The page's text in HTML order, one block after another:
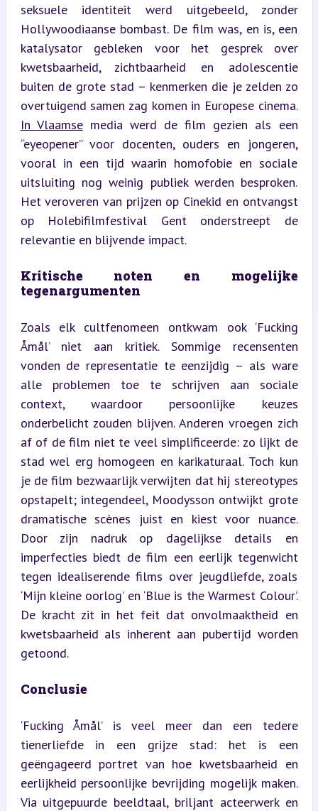
seksuele identiteit werd uitgebeeld, zonder
Hollywoodiaanse bombast. De film was, en is, een
katalysator gebleken voor het gesprek over
kwetsbaarheid, zichtbaarheid en adolescentie
buiten de grote stad – kenmerken die je zelden zo
overtuigend samen zag komen in Europese cinema.
In Vlaamse media werd de film gezien als een
“eyeopener” voor docenten, ouders en jongeren,
vooral in een tijd waarin homofobie en sociale
uitsluiting nog weinig publiek werden besproken.
Het veroveren van prijzen op Cinekid en ontvangst
op Holebifilmfestival Gent onderstreept de
relevantie en blijvende impact.
Kritische noten en mogelijke
tegenargumenten
Zoals elk cultfenomeen ontkwam ook ‘Fucking
Åmål’ niet aan kritiek. Sommige recensenten
vonden de representatie te eenzijdig – als ware
alle problemen toe te schrijven aan sociale
context, waardoor persoonlijke keuzes
onderbelicht zouden blijven. Anderen vroegen zich
af of de film niet te veel simplificeerde: zo lijkt de
stad wel erg homogeen en karikaturaal. Toch kun
je de film bezwaarlijk verwijten dat hij stereotypes
opstapelt; integendeel, Moodysson ontwijkt grote
dramatische scènes juist en kiest voor nuance.
Door zijn nadruk op dagelijkse details en
imperfecties biedt de film een eerlijk tegenwicht
tegen idealiserende films over jeugdliefde, zoals
‘Mijn kleine oorlog’ en ‘Blue is the Warmest Colour’.
De kracht zit in het feit dat onvolmaaktheid en
kwetsbaarheid als inherent aan pubertijd worden
getoond.
Conclusie
‘Fucking Åmål’ is veel meer dan een tedere
tienerliefde in een grijze stad: het is een
geëngageerd portret van hoe kwetsbaarheid en
eerlijkheid persoonlijke bevrijding mogelijk maken.
Via uitgepuurde beeldtaal, briljant acteerwerk en